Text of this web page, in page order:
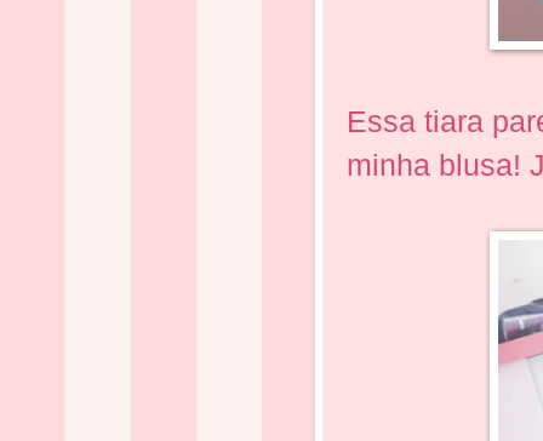
Essa tiara
minha blusa!